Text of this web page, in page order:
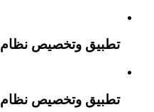
تطبيق وتخصيص نظام JIRA
تطبيق وتخصيص نظام Azure DevOps